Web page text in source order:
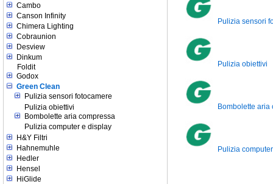
Cambo
Canson Infinity
Chimera Lighting
Cobraunion
Desview
Dinkum
Foldit
Godox
Green Clean
Pulizia sensori fotocamere
Pulizia obiettivi
Bombolette aria compressa
Pulizia computer e display
H&Y Filtri
Hahnemuhle
Hedler
Hensel
HiGlide
Pulizia sensori
Pulizia obiettivi
Bombolette aria
Pulizia